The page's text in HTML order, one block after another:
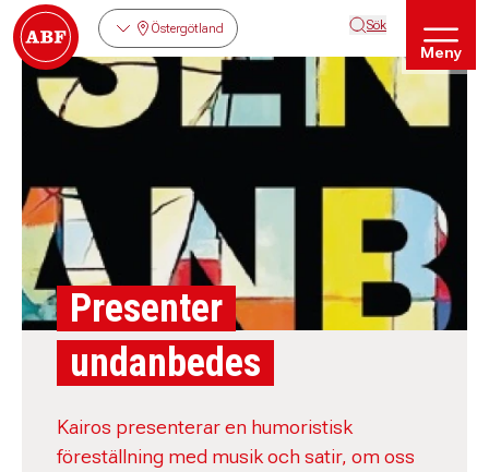
Östergötland Sök
Meny
Presenter
undanbedes
Kairos presenterar en humoristisk
föreställning med musik och satir, om oss